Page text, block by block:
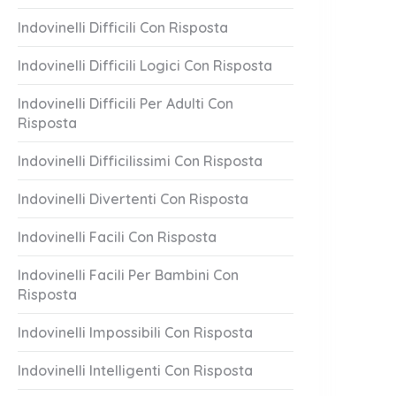
Indovinelli Difficili Con Risposta
Indovinelli Difficili Logici Con Risposta
Indovinelli Difficili Per Adulti Con
Risposta
Indovinelli Difficilissimi Con Risposta
Indovinelli Divertenti Con Risposta
Indovinelli Facili Con Risposta
Indovinelli Facili Per Bambini Con
Risposta
Indovinelli Impossibili Con Risposta
Indovinelli Intelligenti Con Risposta